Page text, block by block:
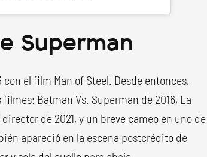
Superman
el film Man of Steel. Desde entonces,
Batman Vs. Superman de 2016, La
de 2021, y un breve cameo en uno de
apareció en la escena postcrédito de